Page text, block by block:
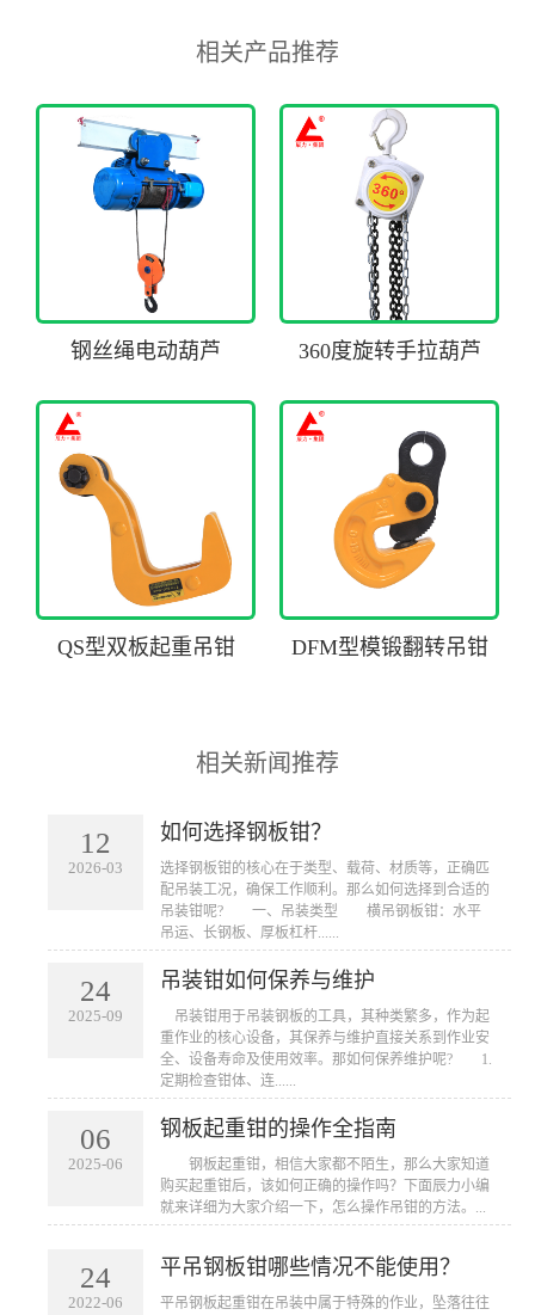
相关产品推荐
钢丝绳电动葫芦 360度旋转手拉葫芦
QS型双板起重吊钳 DFM型模锻翻转吊钳
相关新闻推荐
12
2026-03
如何选择钢板钳？
​选择钢板钳的核心在于类型、载荷、材质等，正确匹
配吊装工况，确保工作顺利。那么如何选择到合适的
吊装钳呢? 一、吊装类型 横吊钢板钳：水平
吊运、长钢板、厚板杠杆......
24
2025-09
吊装钳如何保养与维护
​ 吊装钳用于吊装钢板的工具，其种类繁多，作为起
重作业的核心设备，其保养与维护直接关系到作业安
全、设备寿命及使用效率。那如何保养维护呢? 1.
定期检查钳体、连......
06
2025-06
钢板起重钳的操作全指南
​ 钢板起重钳，相信大家都不陌生，那么大家知道
购买起重钳后，该如何正确的操作吗？下面辰力小编
就来详细为大家介绍一下，怎么操作吊钳的方法。...
24
2022-06
平吊钢板钳哪些情况不能使用？
平吊钢板起重钳在吊装中属于特殊的作业，坠落往往